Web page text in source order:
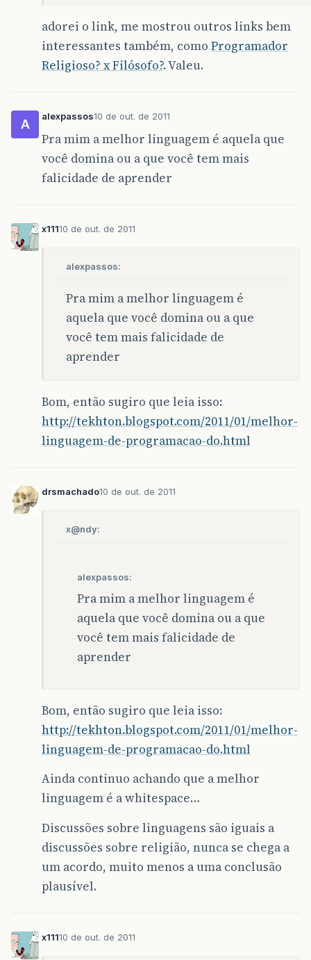
adorei o link, me mostrou outros links bem
interessantes também, como Programador
Religioso? x Filósofo?. Valeu.
A
alexpassos10 de out. de 2011
Pra mim a melhor linguagem é aquela que
você domina ou a que você tem mais
falicidade de aprender
x11110 de out. de 2011
alexpassos:
Pra mim a melhor linguagem é
aquela que você domina ou a que
você tem mais falicidade de
aprender
Bom, então sugiro que leia isso:
http://tekhton.blogspot.com/2011/01/melhor-
linguagem-de-programacao-do.html
drsmachado10 de out. de 2011
x@ndy:
alexpassos:
Pra mim a melhor linguagem é
aquela que você domina ou a que
você tem mais falicidade de
aprender
Bom, então sugiro que leia isso:
http://tekhton.blogspot.com/2011/01/melhor-
linguagem-de-programacao-do.html
Ainda continuo achando que a melhor
linguagem é a whitespace…
Discussões sobre linguagens são iguais a
discussões sobre religião, nunca se chega a
um acordo, muito menos a uma conclusão
plausível.
x11110 de out. de 2011